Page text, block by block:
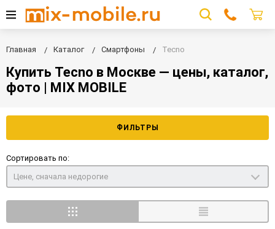
Главная Каталог Смартфоны Tecno
Купить Tecno в Москве — цены, каталог,
фото | MIX MOBILE
ФИЛЬТРЫ
Сортировать по:
Цене, сначала недорогие